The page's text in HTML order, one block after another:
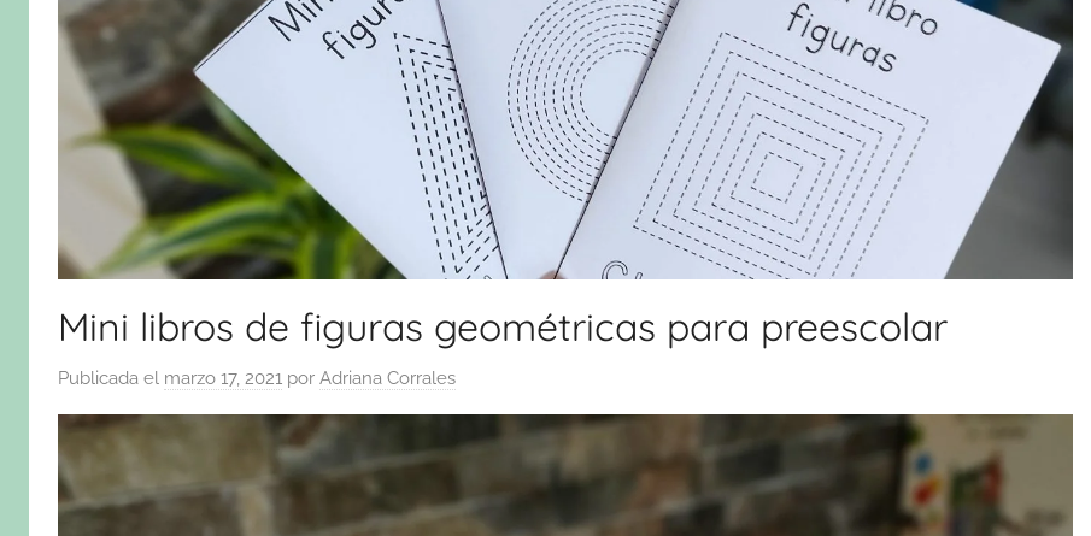
Mini libros de figuras geométricas para preescolar
Publicada el marzo 17, 2021 por Adriana Corrales